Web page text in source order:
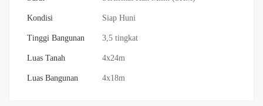
Kondisi Siap Huni
Tinggi Bangunan 3,5 tingkat
Luas Tanah 4x24m
Luas Bangunan 4x18m